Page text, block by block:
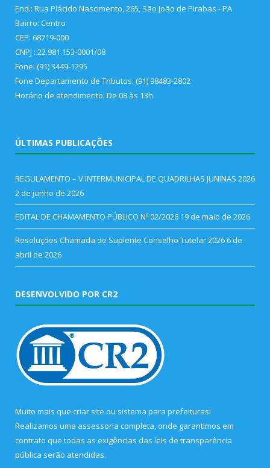
End.: Rua Plácido Nascimento, 265, São João de Pirabas - PA
Bairro: Centro
CEP: 68719-000
CNPJ : 22.981.153-0001/08
Fone: (91) 3449-1295
Fone Departamento de Tributos: (91) 98483-2802
Horário de atendimento: De 08 às 13h
ÚLTIMAS PUBLICAÇÕES
REGULAMENTO – V INTERMUNICIPAL DE QUADRILHAS JUNINAS 2026
2 de junho de 2026
EDITAL DE CHAMAMENTO PÚBLICO Nº 02/2026 19 de maio de 2026
Resoluções Chamada de Suplente Conselho Tutelar 2026 6 de
abril de 2026
DESENVOLVIDO POR CR2
Muito mais que criar site ou sistema para prefeituras!
Realizamos uma assessoria completa, onde garantimos em
contrato que todas as exigências das leis de transparência
pública serão atendidas.